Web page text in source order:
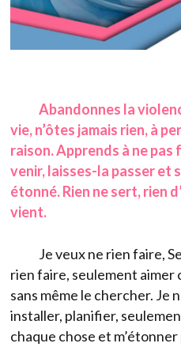
Abandonnes la
vie, n’ôtes jamais rien, à
raison. Apprends à ne
venir, laisses-la passer et
étonné. Rien ne sert, rien
vient.
Je veux ne rien faire,
rien faire, seulement aimer
sans même le chercher. Je
installer, planifier,
chaque chose et